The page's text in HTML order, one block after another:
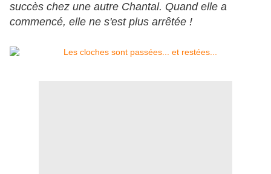
succès chez une autre Chantal. Quand elle a
commencé, elle ne s'est plus arrêtée !